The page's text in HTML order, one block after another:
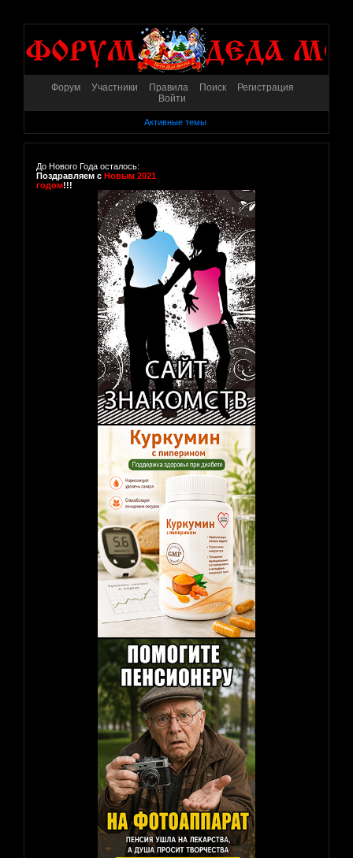
Форум Участники Правила Поиск
Регистрация
Войти
Активные темы
До Нового Года осталось:
Поздравляем с Новым 2021
годом!!!